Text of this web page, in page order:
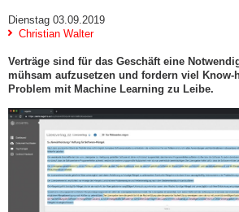
Dienstag 03.09.2019
Christian Walter
Verträge sind für das ­Geschäft eine
mühsam aufzusetzen und fordern viel Know-
Problem mit Machine Learning zu Leibe.